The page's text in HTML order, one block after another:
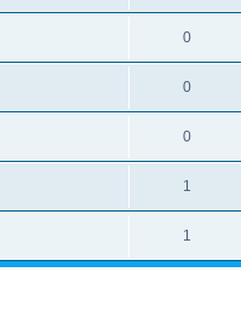
0
0
0
1
1